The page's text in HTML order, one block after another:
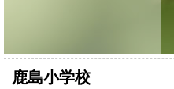
鹿島小学校